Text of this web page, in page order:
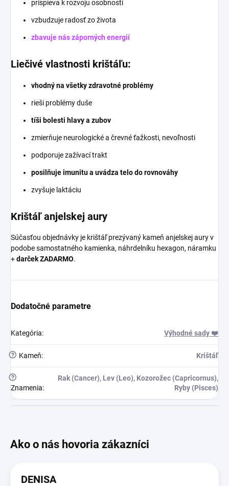
prispieva k rozvoju osobnosti
vzbudzuje radosť zo života
zbavuje nás záporných energií
Liečivé vlastnosti krištáľu:
vhodný na všetky zdravotné problémy
rieši problémy duše
tíši bolesti hlavy a zubov
zmierňuje neurologické a črevné ťažkosti, nevoľnosti
podporuje zažívací trakt
posilňuje imunitu a uvádza telo do rovnováhy
zvyšuje laktáciu
Krištáľ anjelskej aury
Súčasťou objednávky je krištáľ prezývaný kameň anjelskej aury v
podobe samostatného kamienka, náhrdelníku hexagon, náramku
+darček ZADARMO.
Dodatočné parametre
Kategória: Výhodné sady ❤️
? Kameň: Krištáľ
?
Znamenia:
Rak (Cancer), Lev (Leo), Kozorožec (Capricornus),
Ryby (Pisces)
DENISA